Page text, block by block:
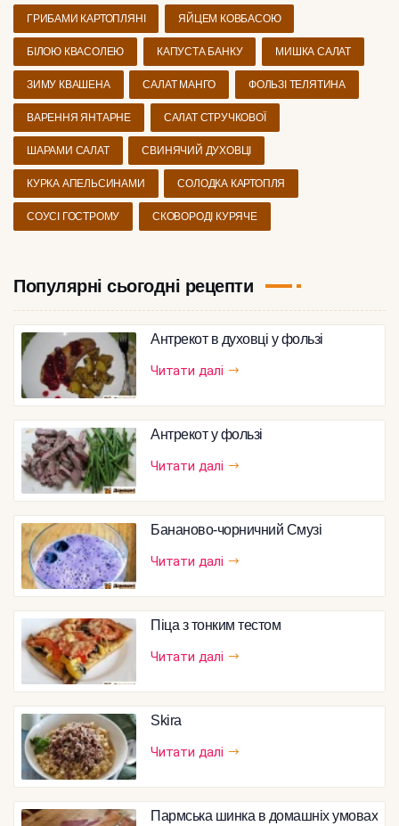
ГРИБАМИ КАРТОПЛЯНІ ЯЙЦЕМ КОВБАСОЮ
БІЛОЮ КВАСОЛЕЮ КАПУСТА БАНКУ МИШКА САЛАТ
ЗИМУ КВАШЕНА САЛАТ МАНГО ФОЛЬЗІ ТЕЛЯТИНА
ВАРЕННЯ ЯНТАРНЕ САЛАТ СТРУЧКОВОЇ
ШАРАМИ САЛАТ СВИНЯЧИЙ ДУХОВЦІ
КУРКА АПЕЛЬСИНАМИ СОЛОДКА КАРТОПЛЯ
СОУСІ ГОСТРОМУ СКОВОРОДІ КУРЯЧЕ
Популярні сьогодні рецепти
Антрекот в духовці у фользі
Читати далі
Антрекот у фользі
Читати далі
Бананово-чорничний Смузі
Читати далі
Піца з тонким тестом
Читати далі
Skira
Читати далі
Пармська шинка в домашніх умовах